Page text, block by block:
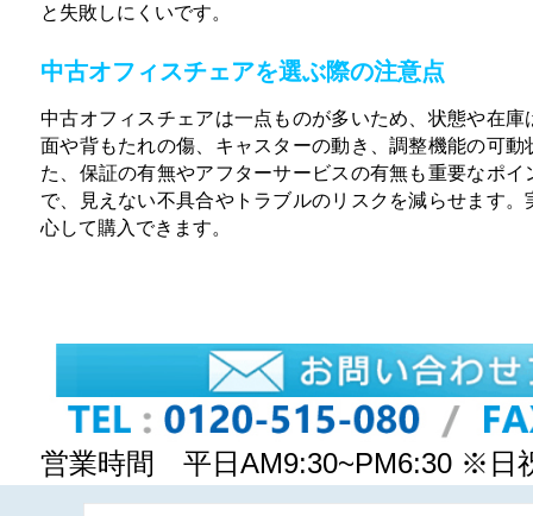
と失敗しにくいです。
中古オフィスチェアを選ぶ際の注意点
中古オフィスチェアは一点ものが多いため、状態や在
面や背もたれの傷、キャスターの動き、調整機能の可
た、保証の有無やアフターサービスの有無も重要なポ
で、見えない不具合やトラブルのリスクを減らせます
心して購入できます。
営業時間 平日AM9:30~PM6:30 ※日